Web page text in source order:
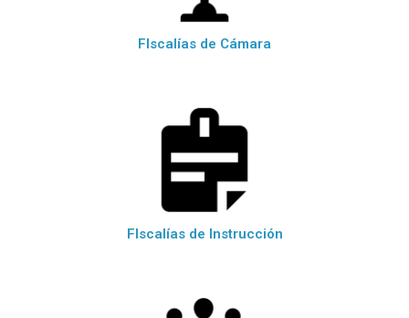
FIscalías de Cámara
FIscalías de Instrucción